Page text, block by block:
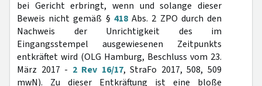
bei Gericht erbringt, wenn und solange dieser
Beweis nicht gemäß § 418Abs. 2 ZPO durch den
Nachweis der Unrichtigkeit des im
Eingangsstempel ausgewiesenen Zeitpunkts
entkräftet wird (OLG Hamburg, Beschluss vom 23.
März 2017 - 2 Rev 16/17, StraFo 2017, 508, 509
mwN). Zu dieser Entkräftung ist eine bloße